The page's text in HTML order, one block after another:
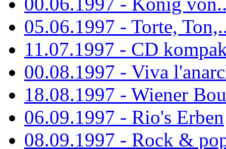
05.06.1997 - Torte,
11.07.1997 - CD
00.08.1997 - Viva
18.08.1997 - Wiener
06.09.1997 - Rio's Erben
08.09.1997 - Rock &